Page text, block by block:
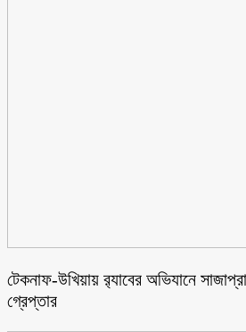
টেকনাফ-উখিয়ায় র‌্যাবের অভিযানে
গ্রেপ্তার